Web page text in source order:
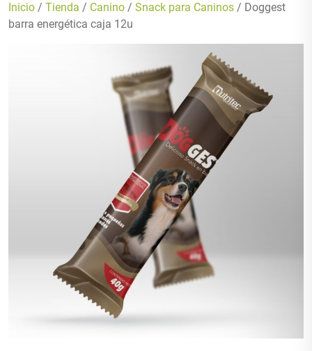
Inicio / Tienda / Canino / Snack para Caninos / Doggest
barra energética caja 12u